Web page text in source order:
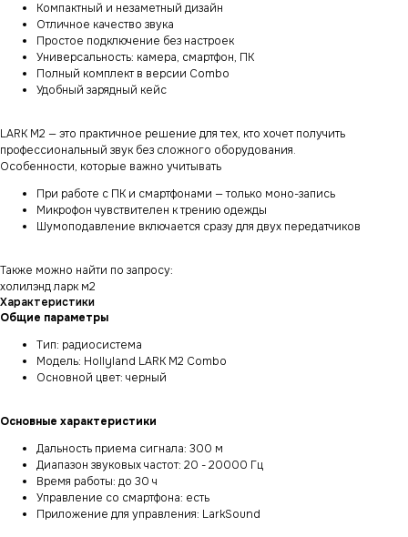
Компактный и незаметный дизайн
Отличное качество звука
Простое подключение без настроек
Универсальность: камера, смартфон, ПК
Полный комплект в версии Combo
Удобный зарядный кейс
LARK M2 — это практичное решение для тех, кто хочет получить
профессиональный звук без сложного оборудования.
Особенности, которые важно учитывать
При работе с ПК и смартфонами — только моно-запись
Микрофон чувствителен к трению одежды
Шумоподавление включается сразу для двух передатчиков
Также можно найти по запросу:
холилэнд ларк м2
Характеристики
Общие параметры
Тип: радиосистема
Модель: Hollyland LARK M2 Combo
Основной цвет: черный
Основные характеристики
Дальность приема сигнала: 300 м
Диапазон звуковых частот: 20 - 20000 Гц
Время работы: до 30 ч
Управление со смартфона: есть
Приложение для управления: LarkSound